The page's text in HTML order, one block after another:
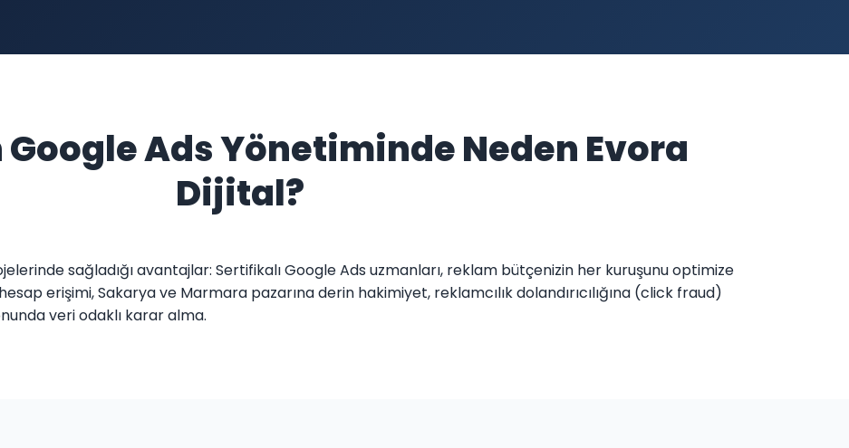
Ads Yönetiminde Neden Evora
Dijital?
sağladığı avantajlar: Sertifikalı Google Ads uzmanları, reklam bütçenizin her kuruşunu optimize
erişimi, Sakarya ve Marmara pazarına derin hakimiyet, reklamcılık dolandırıcılığına (click fraud)
veri odaklı karar alma.